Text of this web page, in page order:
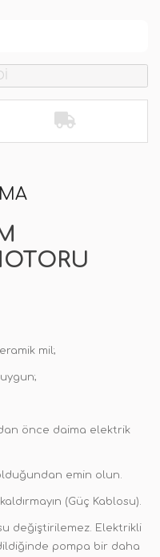
mil;
önce daima elektrik
emin olun.
(Güç Kablosu).
değiştirilemez. Elektrikli
pompa bir daha